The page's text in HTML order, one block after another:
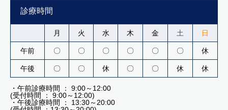
診療時間
月 火 水 木 金 土 日
午前 〇 〇 〇 〇 〇 〇 休
午後 〇 〇 休 〇 〇 休 休
・午前診療時間 ： 9:00～12:00
(受付時間 ： 9:00～12:00)
・午後診療時間 ： 13:30～20:00